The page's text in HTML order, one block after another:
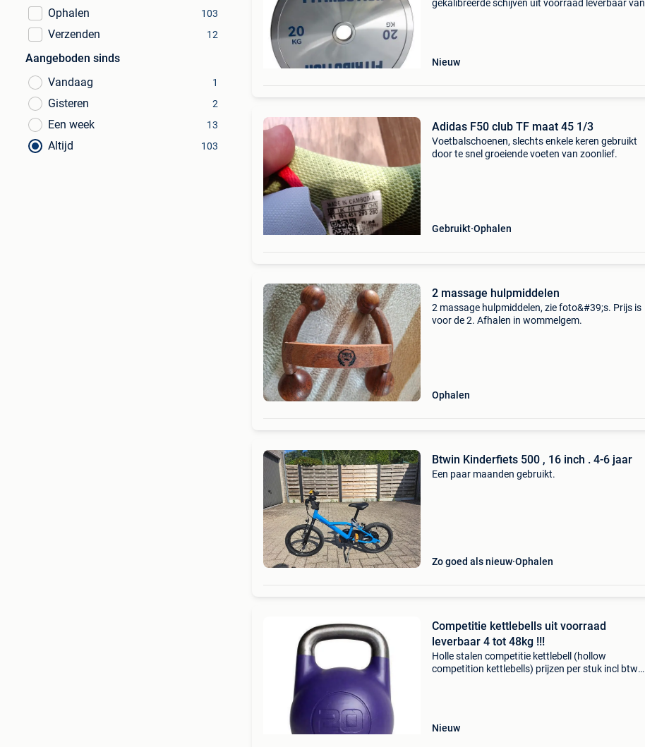
Ophalen
103
Verzenden 12
Aangeboden sinds
Vandaag
1
Gisteren 2
Een week 13
Altijd 103
gekalibreerde schijven uit voorraad leverbaar van
Nieuw
Adidas F50 club TF maat 45 1/3
Voetbalschoenen, slechts enkele keren gebruikt
door te snel groeiende voeten van zoonlief.
Gebruikt Ophalen
2 massage hulpmiddelen
2 massage hulpmiddelen, zie foto&#39;s. Prijs is
voor de 2. Afhalen in wommelgem.
Ophalen
Btwin Kinderfiets 500 , 16 inch . 4-6 jaar
Een paar maanden gebruikt.
Zo goed als nieuw Ophalen
Competitie kettlebells uit voorraad
leverbaar 4 tot 48kg !!!
Holle stalen competitie kettlebell (hollow
competition kettlebells) prijzen per stuk incl btw
Nieuw